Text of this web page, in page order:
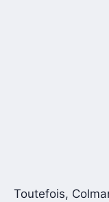
Toutefois,